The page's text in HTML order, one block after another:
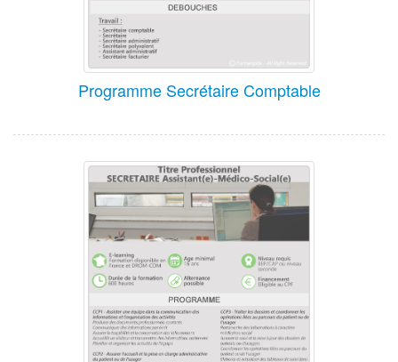
Programme Secrétaire Comptable